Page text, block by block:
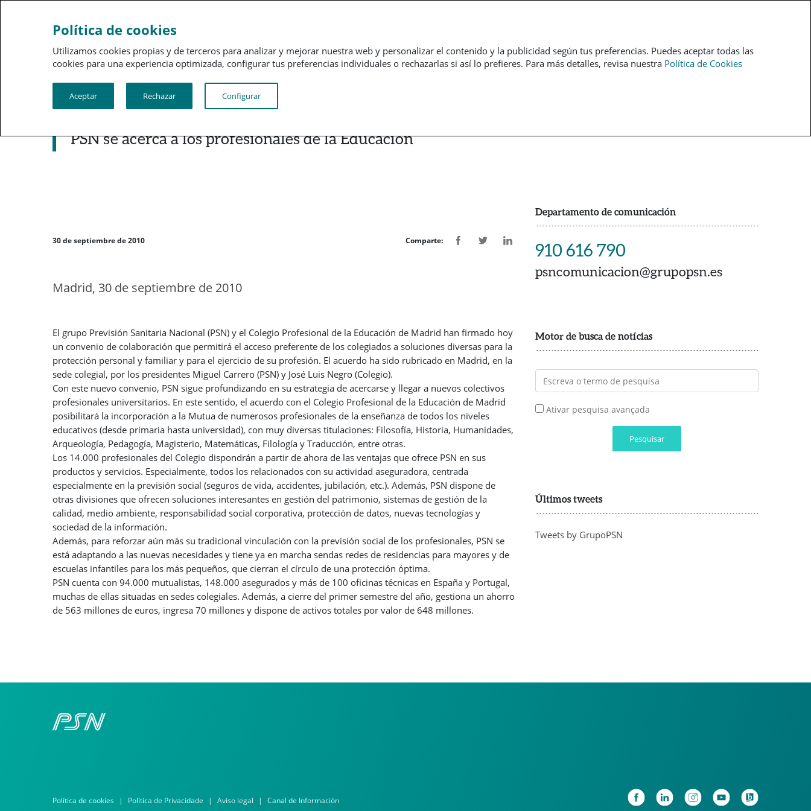
Sobre a PSN
PSN se acerca a los profesionales de la Educación
30 de septiembre de 2010 Comparte:
Madrid, 30 de septiembre de 2010
El grupo Previsión Sanitaria Nacional (PSN) y el Colegio Profesional de la Educación de Madrid han firmado hoy
un convenio de colaboración que permitirá el acceso preferente de los colegiados a soluciones diversas para la
protección personal y familiar y para el ejercicio de su profesión. El acuerdo ha sido rubricado en Madrid, en la
sede colegial, por los presidentes Miguel Carrero (PSN) y José Luis Negro (Colegio).
Con este nuevo convenio, PSN sigue profundizando en su estrategia de acercarse y llegar a nuevos colectivos
profesionales universitarios. En este sentido, el acuerdo con el Colegio Profesional de la Educación de Madrid
posibilitará la incorporación a la Mutua de numerosos profesionales de la enseñanza de todos los niveles
educativos (desde primaria hasta universidad), con muy diversas titulaciones: Filosofía, Historia, Humanidades,
Arqueología, Pedagogía, Magisterio, Matemáticas, Filología y Traducción, entre otras.
Los 14.000 profesionales del Colegio dispondrán a partir de ahora de las ventajas que ofrece PSN en sus
productos y servicios. Especialmente, todos los relacionados con su actividad aseguradora, centrada
especialmente en la previsión social (seguros de vida, accidentes, jubilación, etc.). Además, PSN dispone de
otras divisiones que ofrecen soluciones interesantes en gestión del patrimonio, sistemas de gestión de la
calidad, medio ambiente, responsabilidad social corporativa, protección de datos, nuevas tecnologías y
sociedad de la información.
Además, para reforzar aún más su tradicional vinculación con la previsión social de los profesionales, PSN se
está adaptando a las nuevas necesidades y tiene ya en marcha sendas redes de residencias para mayores y de
escuelas infantiles para los más pequeños, que cierran el círculo de una protección óptima.
PSN cuenta con 94.000 mutualistas, 148.000 asegurados y más de 100 oficinas técnicas en España y Portugal,
muchas de ellas situadas en sedes colegiales. Además, a cierre del primer semestre del año, gestiona un ahorro
de 563 millones de euros, ingresa 70 millones y dispone de activos totales por valor de 648 millones.
Departamento de comunicación
910 616 790
psncomunicacion@grupopsn.es
Motor de busca de notícias
Ativar pesquisa avançada
Pesquisar
Últimos tweets
Tweets by GrupoPSN
Política de cookies
Utilizamos cookies propias y de terceros para analizar y mejorar nuestra web y personalizar el contenido y la publicidad según tus preferencias. Puedes aceptar todas las
cookies para una experiencia optimizada, configurar tus preferencias individuales o rechazarlas si así lo prefieres. Para más detalles, revisa nuestra Política de Cookies
Aceptar Rechazar Configurar
Política de cookies Política de Privacidade Aviso legal Canal de Información